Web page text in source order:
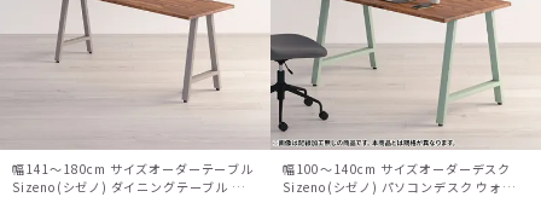
幅141～180cm サイズオーダーテーブル
Sizeno(シゼノ) ダイニングテーブル ウォ
幅100～140cm サイズオーダーデスク
Sizeno(シゼノ) パソコンデスク ウォール